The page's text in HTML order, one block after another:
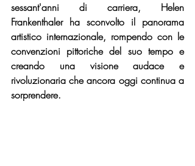
sessant'anni di carriera, Helen
Frankenthaler ha sconvolto il panorama
artistico internazionale, rompendo con le
convenzioni pittoriche del suo tempo e
creando una visione audace e
rivoluzionaria che ancora oggi continua a
sorprendere.